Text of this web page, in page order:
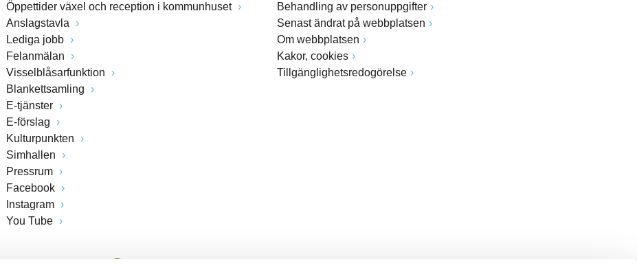
Öppettider växel och reception i kommunhuset
Anslagstavla
Lediga jobb
Felanmälan
Visselblåsarfunktion
Blankettsamling
E-tjänster
E-förslag
Kulturpunkten
Simhallen
Pressrum
Facebook
Instagram
You Tube
Behandling av personuppgifter
Senast ändrat på webbplatsen
Om webbplatsen
Kakor, cookies
Tillgänglighetsredogörelse